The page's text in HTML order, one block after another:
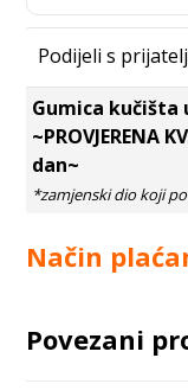
Gumica kučišta
~PROVJERENA
dan~
Način
Povezani